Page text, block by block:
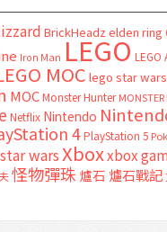
BrickHeadz elden ring
Iron Man LEGO LEGO
MOC lego star wars
MOC Monster Hunter
Netflix Nintendo
4 PlayStation 5
star wars Xboxxbox
怪物彈珠 爐石 爐石戰記